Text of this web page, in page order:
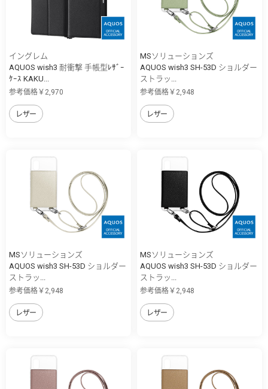
イングレム
AQUOS wish3 耐衝撃 手帳型ﾚｻﾞｰ
ｹｰｽ KAKU...
参考価格￥2,970
レザー
MSソリューションズ
AQUOS wish3 SH-53D ショルダー
ストラッ...
参考価格￥2,948
レザー
MSソリューションズ
AQUOS wish3 SH-53D ショルダー
ストラッ...
参考価格￥2,948
レザー
MSソリューションズ
AQUOS wish3 SH-53D ショルダー
ストラッ...
参考価格￥2,948
レザー